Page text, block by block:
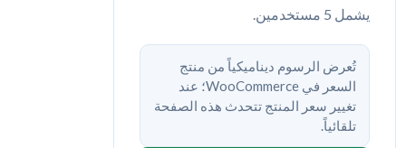
يشمل 5 مستخدمين.
تُعرض الرسوم ديناميكياً من منتج
السعر في WooCommerce؛ عند
تغيير سعر المنتج تتحدث هذه الصفحة
تلقائياً.